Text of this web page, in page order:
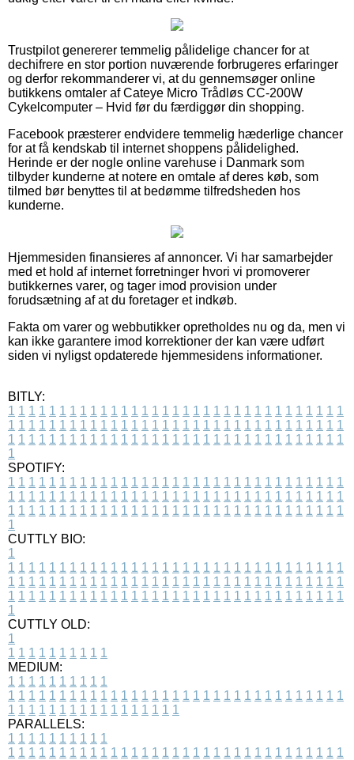
Trustpilot genererer temmelig pålidelige chancer for at
dechifrere en stor portion nuværende forbrugeres erfaringer
og derfor rekommanderer vi, at du gennemsøger online
butikkens omtaler af Cateye Micro Trådløs CC-200W
Cykelcomputer – Hvid før du færdiggør din shopping.
Facebook præsterer endvidere temmelig hæderlige chancer
for at få kendskab til internet shoppens pålidelighed.
Herinde er der nogle online varehuse i Danmark som
tilbyder kunderne at notere en omtale af deres køb, som
tilmed bør benyttes til at bedømme tilfredsheden hos
kunderne.
Hjemmesiden finansieres af annoncer. Vi har samarbejder
med et hold af internet forretninger hvori vi promoverer
butikkernes varer, og tager imod provision under
forudsætning af at du foretager et indkøb.
Fakta om varer og webbutikker opretholdes nu og da, men vi
kan ikke garantere imod korrektioner der kan være udført
siden vi nyligst opdaterede hjemmesidens informationer.
BITLY:
1 1 1 1 1 1 1 1 1 1 1 1 1 1 1 1 1 1 1 1 1 1 1 1 1 1 1 1 1 1 1 1 1
1 1 1 1 1 1 1 1 1 1 1 1 1 1 1 1 1 1 1 1 1 1 1 1 1 1 1 1 1 1 1 1 1
1 1 1 1 1 1 1 1 1 1 1 1 1 1 1 1 1 1 1 1 1 1 1 1 1 1 1 1 1 1 1 1 1
1
SPOTIFY:
1 1 1 1 1 1 1 1 1 1 1 1 1 1 1 1 1 1 1 1 1 1 1 1 1 1 1 1 1 1 1 1 1
1 1 1 1 1 1 1 1 1 1 1 1 1 1 1 1 1 1 1 1 1 1 1 1 1 1 1 1 1 1 1 1 1
1 1 1 1 1 1 1 1 1 1 1 1 1 1 1 1 1 1 1 1 1 1 1 1 1 1 1 1 1 1 1 1 1
1
CUTTLY BIO:
1
1 1 1 1 1 1 1 1 1 1 1 1 1 1 1 1 1 1 1 1 1 1 1 1 1 1 1 1 1 1 1 1 1
1 1 1 1 1 1 1 1 1 1 1 1 1 1 1 1 1 1 1 1 1 1 1 1 1 1 1 1 1 1 1 1 1
1 1 1 1 1 1 1 1 1 1 1 1 1 1 1 1 1 1 1 1 1 1 1 1 1 1 1 1 1 1 1 1 1
1
CUTTLY OLD:
1
1 1 1 1 1 1 1 1 1 1
MEDIUM:
1 1 1 1 1 1 1 1 1 1
1 1 1 1 1 1 1 1 1 1 1 1 1 1 1 1 1 1 1 1 1 1 1 1 1 1 1 1 1 1 1 1 1
1 1 1 1 1 1 1 1 1 1 1 1 1 1 1 1 1
PARALLELS:
1 1 1 1 1 1 1 1 1 1
1 1 1 1 1 1 1 1 1 1 1 1 1 1 1 1 1 1 1 1 1 1 1 1 1 1 1 1 1 1 1 1 1